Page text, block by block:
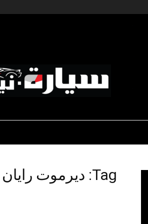
Tag: ديرموت رايان